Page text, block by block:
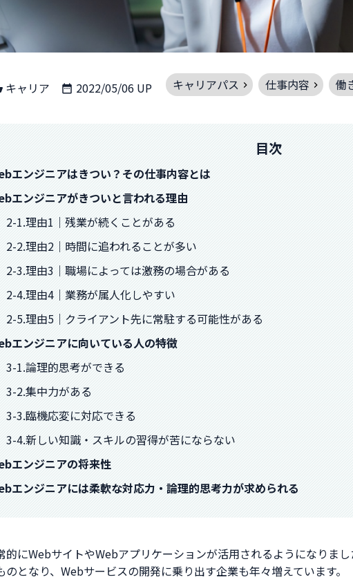
キャリア 2022/05/06 UP キャリアパス 仕事内容 働
目次
エンジニアはきつい？その仕事内容とは
エンジニアがきついと言われる理由
2-1.理由1｜残業が続くことがある
2-2.理由2｜時間に追われることが多い
2-3.理由3｜職場によっては激務の場合がある
2-4.理由4｜業務が属人化しやすい
2-5.理由5｜クライアント先に常駐する可能性がある
エンジニアに向いている人の特徴
3-1.論理的思考ができる
3-2.集中力がある
3-3.臨機応変に対応できる
3-4.新しい知識・スキルの習得が苦にならない
エンジニアの将来性
エンジニアには柔軟な対応力・論理的思考力が求められる
的にWebサイトやWebアプリケーションが活用されるようになりま
のとなり、Webサービスの開発に乗り出す企業も年々増えています。